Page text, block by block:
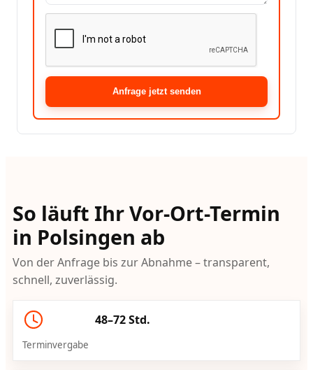
Anfrage jetzt senden
So läuft Ihr Vor-Ort-Termin
in Polsingen ab
Von der Anfrage bis zur Abnahme – transparent,
schnell, zuverlässig.
48–72 Std.
Terminvergabe